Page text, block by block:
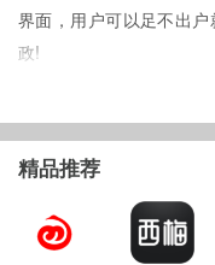
界面，用户可以足不出
政!
点事件、政治事件，让用
2、为用户带来及时的全
候快速满足到你的需求;
3、汇聚江西本地新闻动
精品推荐